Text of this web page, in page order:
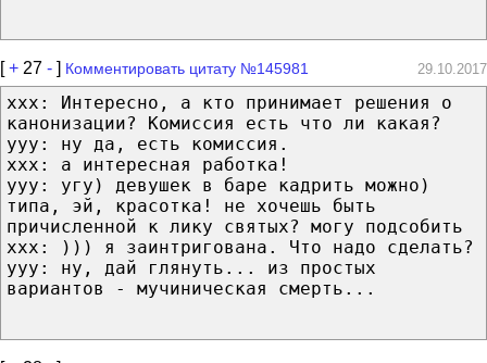
[+ 27 - ] Комментировать цитату №145981 29.10.2017
ххх: Интересно, а кто принимает решения о
канонизации? Комиссия есть что ли какая?
ууу: ну да, есть комиссия.
ххх: а интересная работка!
ууу: угу) девушек в баре кадрить можно)
типа, эй, красотка! не хочешь быть
причисленной к лику святых? могу подсобить
ххх: ))) я заинтригована. Что надо сделать?
ууу: ну, дай глянуть... из простых
вариантов - мучиническая смерть...